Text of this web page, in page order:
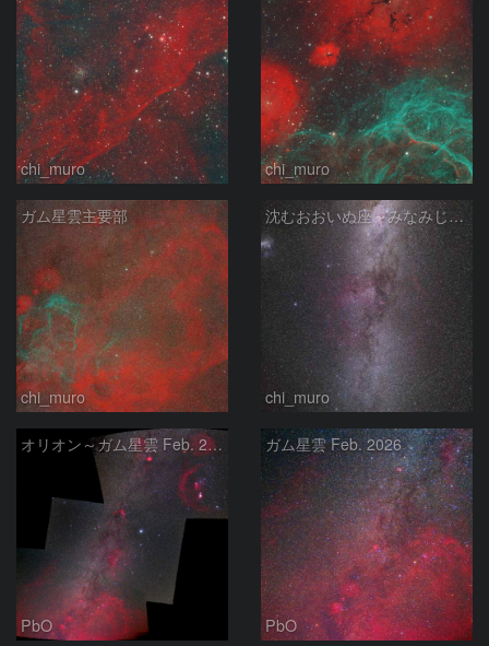
chi_muro chi_muro
ガム星雲主要部
chi_muro
沈むおおいぬ座～みなみじゅうじ座の天の川
chi_muro
オリオン～ガム星雲 Feb. 2026
PbO
ガム星雲 Feb. 2026
PbO